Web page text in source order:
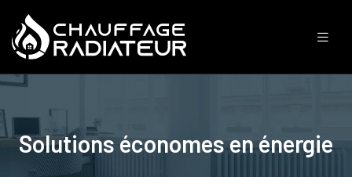
Solutions économes en énergie